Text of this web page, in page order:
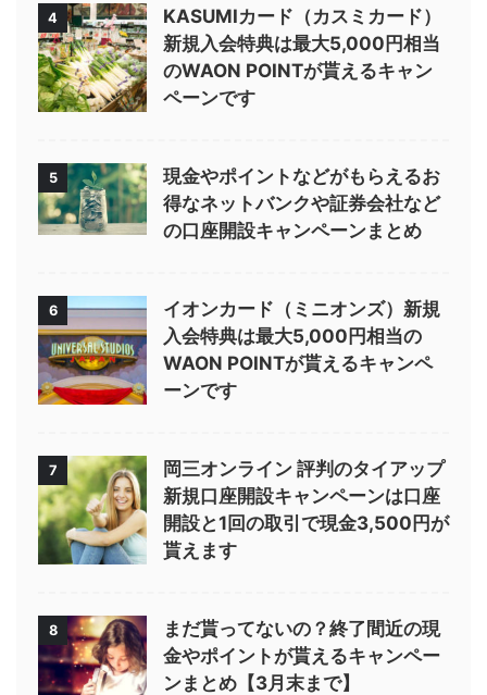
4
KASUMIカード（カスミカード）
新規入会特典は最大5,000円相当
のWAON POINTが貰えるキャン
ペーンです
5
現金やポイントなどがもらえるお
得なネットバンクや証券会社など
の口座開設キャンペーンまとめ
6
イオンカード（ミニオンズ）新規
入会特典は最大5,000円相当の
WAON POINTが貰えるキャンペ
ーンです
7
岡三オンライン 評判のタイアップ
新規口座開設キャンペーンは口座
開設と1回の取引で現金3,500円が
貰えます
8
まだ貰ってないの？終了間近の現
金やポイントが貰えるキャンペー
ンまとめ【3月末まで】